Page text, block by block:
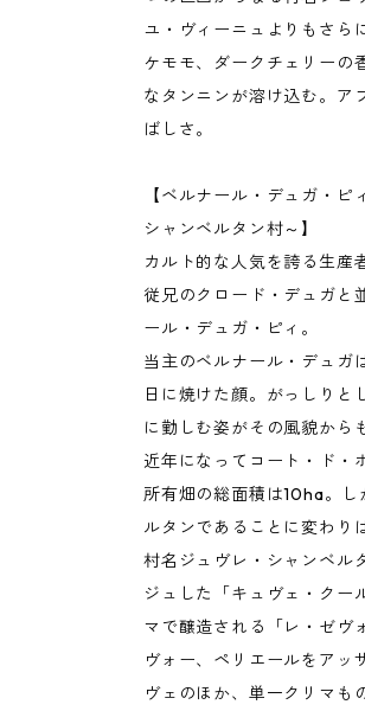
ユ・ヴィーニュよりもさら
ケモモ、ダークチェリーの
なタンニンが溶け込む。ア
ばしさ。
【ベルナール・デュガ・
シャンベルタン村～】
カルト的な人気を誇る生産
従兄のクロード・デュガと
ール・デュガ・ピィ。
当主のベルナール・デュガ
日に焼けた顔。がっしりと
に勤しむ姿がその風貌から
近年になってコート・ド・
所有畑の総面積は10ha。
ルタンであることに変わり
村名ジュヴレ・シャンベル
ジュした「キュヴェ・クー
マで醸造される「レ・ゼヴ
ヴォー、ペリエールをアッ
ヴェのほか、単一クリマも